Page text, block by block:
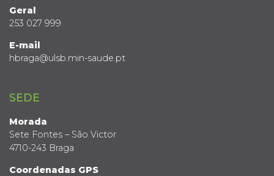
Geral
253 027 999
E-mail
hbraga@ulsb.min-saude.pt
SEDE
Morada
Sete Fontes – São Victor
4710-243 Braga
Coordenadas GPS